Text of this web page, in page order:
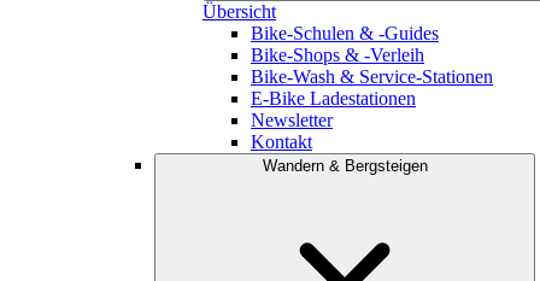
Übersicht
Bike-Schulen & -Guides
Bike-Shops & -Verleih
Bike-Wash & Service-Stationen
E-Bike Ladestationen
Newsletter
Kontakt
Wandern & Bergsteigen